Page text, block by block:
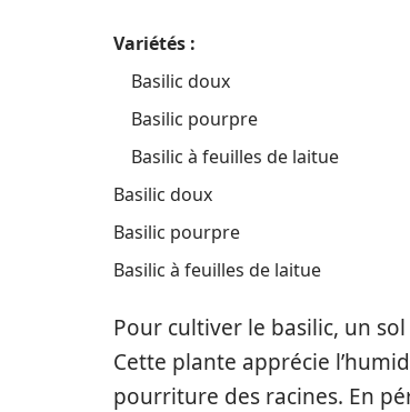
Variétés :
Basilic doux
Basilic pourpre
Basilic à feuilles de laitue
Basilic doux
Basilic pourpre
Basilic à feuilles de laitue
Pour cultiver le basilic, un
Cette plante apprécie
pourriture des racines. En